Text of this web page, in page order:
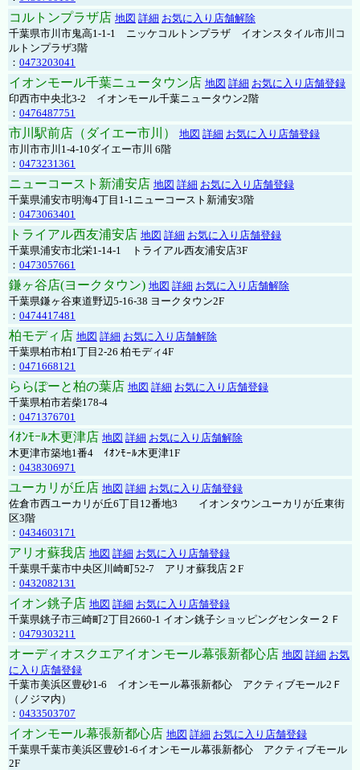
コルトンプラザ店 地図 詳細 お気に入り店舗解除
千葉県市川市鬼高1-1-1 ニッケコルトンプラザ イオンスタイル市川コ
ルトンプラザ3階
： 0473203041
イオンモール千葉ニュータウン店 地図 詳細 お気に入り店舗登録
印西市中央北3-2 イオンモール千葉ニュータウン2階
： 0476487751
市川駅前店（ダイエー市川） 地図 詳細 お気に入り店舗登録
市川市市川1-4-10ダイエー市川 6階
： 0473231361
ニューコースト新浦安店 地図 詳細 お気に入り店舗登録
千葉県浦安市明海4丁目1-1ニューコースト新浦安3階
： 0473063401
トライアル西友浦安店 地図 詳細 お気に入り店舗登録
千葉県浦安市北栄1-14-1 トライアル西友浦安店3F
： 0473057661
鎌ヶ谷店(ヨークタウン) 地図 詳細 お気に入り店舗解除
千葉県鎌ヶ谷東道野辺5-16-38 ヨークタウン2F
： 0474417481
柏モディ店 地図 詳細 お気に入り店舗解除
千葉県柏市柏1丁目2-26 柏モディ4F
： 0471668121
ららぽーと柏の葉店 地図 詳細 お気に入り店舗登録
千葉県柏市若柴178-4
： 0471376701
ｲｵﾝﾓｰﾙ木更津店 地図 詳細 お気に入り店舗解除
木更津市築地1番4 ｲｵﾝﾓｰﾙ木更津1F
： 0438306971
ユーカリが丘店 地図 詳細 お気に入り店舗登録
佐倉市西ユーカリが丘6丁目12番地3 イオンタウンユーカリが丘東街
区3階
： 0434603171
アリオ蘇我店 地図 詳細 お気に入り店舗登録
千葉県千葉市中央区川崎町52-7 アリオ蘇我店２F
： 0432082131
イオン銚子店 地図 詳細 お気に入り店舗登録
千葉県銚子市三崎町2丁目2660-1 イオン銚子ショッピングセンター２Ｆ
： 0479303211
オーディオスクエアイオンモール幕張新都心店 地図 詳細 お気
に入り店舗登録
千葉市美浜区豊砂1-6 イオンモール幕張新都心 アクティブモール2Ｆ
（ノジマ内）
： 0433503707
イオンモール幕張新都心店 地図 詳細 お気に入り店舗登録
千葉県千葉市美浜区豊砂1-6イオンモール幕張新都心 アクティブモール
2F